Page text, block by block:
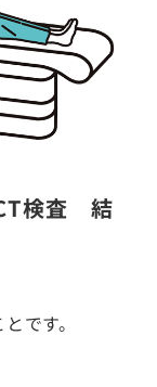
検査 結
です。